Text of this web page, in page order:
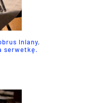
lniany,
serwetkę.